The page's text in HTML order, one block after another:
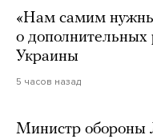
«Нам самим
о дополнительных
Украины
5 часов назад
Министр обороны